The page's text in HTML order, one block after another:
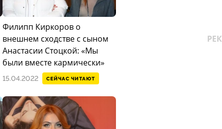
СЕЙЧАС ЧИТАЮТ
Филипп Киркоров о
внешнем сходстве с сыном
Анастасии Стоцкой: «Мы
были вместе кармически»
15.04.2022